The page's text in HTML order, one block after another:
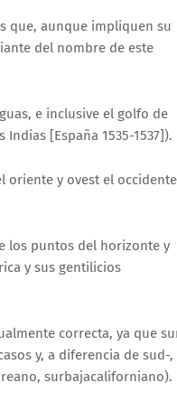
que, aunque impliquen su
del nombre de este
e inclusive el golfo de
[España 1535-1537]).
y ovest el
los puntos del horizonte y
y sus gentilicios
correcta, ya que
y, a diferencia de sud-,
surbajacaliforniano).